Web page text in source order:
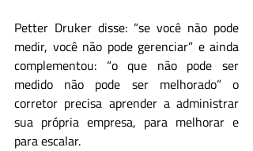
Petter Druker disse: “se você não pode
medir, você não pode gerenciar” e ainda
complementou: “o que não pode ser
medido não pode ser melhorado” o
corretor precisa aprender a administrar
sua própria empresa, para melhorar e
para escalar.